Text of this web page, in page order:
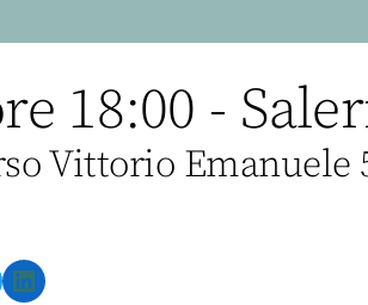
18:00 -
Vittorio Emanuele
LinkedIn